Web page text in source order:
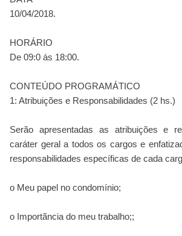
10/04/2018.
HORÁRIO
De 09:0 ás 18:00.
CONTEÚDO PROGRAMÁTICO
1: Atribuições e Responsabilidades (2 hs.)
Serão apresentadas as atribuições e
caráter geral a todos os cargos e
responsabilidades específicas de cada
o Meu papel no condomínio;
o Importãncia do meu trabalho;;